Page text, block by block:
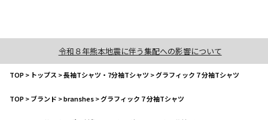
令和８年熊本地震に伴う集配への影響について
TOP> トップス >長袖Tシャツ・7分袖Tシャツ >グラフィック７分袖Tシャツ
TOP>ブランド >branshes>グラフィック７分袖Tシャツ